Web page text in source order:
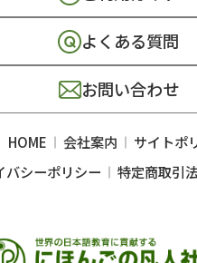
よくある質問
お問い合わせ
HOME 会社案内
サイトポ
バシーポリシー
特定商取引